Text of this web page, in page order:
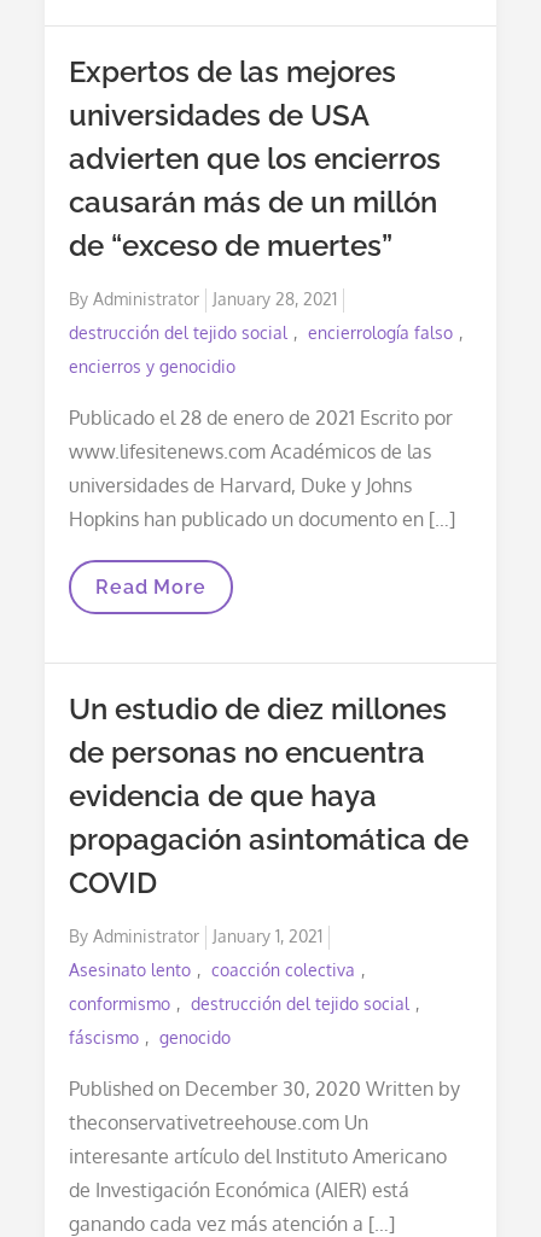
Universidades
USA
Advierten
Que
Los
Encierros
Causarán
Más
De
Un
Millón
Exceso
Muertes
Expertos de las mejores
universidades de USA
advierten que los encierros
causarán más de un millón
de “exceso de muertes”
ByAdministrator
Posted
on
January 28, 2021
destrucción del tejido social
encierrología falso
encierros y genocidio
Publicado el 28 de enero de 2021 Escrito por
www.lifesitenews.com Académicos de las
universidades de Harvard, Duke y Johns
Hopkins han publicado un documento en […]
Expertos
Universidades
USA
Que
Los
Encierros
Causarán
Más
De
Un
Millón
“exceso
Muertes”
Read More
Un estudio de diez millones
de personas no encuentra
evidencia de que haya
propagación asintomática de
COVID
ByAdministrator
Posted
on
January 1, 2021
Asesinato lento
coacción colectiva
conformismo
destrucción del tejido social
fáscismo
genocido
Published on December 30, 2020 Written by
theconservativetreehouse.com Un
interesante artículo del Instituto Americano
de Investigación Económica (AIER) está
ganando cada vez más atención a […]